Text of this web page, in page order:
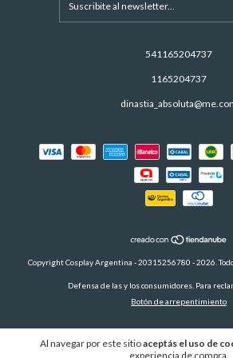
Al navegar por este sitioaceptás el uso de
experiencia de compra.
541165204737
1165204737
Copyright Cosplay Argentina - 20315256780 - 2026.
Defensa de las y los consumidores. Para
Botón de arrepentimiento